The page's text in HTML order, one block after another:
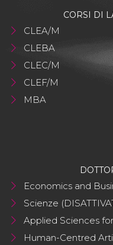
CORSI DI
CLEA/M
CLEBA
CLEC/M
CLEF/M
MBA
Economics and
Scienze
Applied Sciences
Human-Centred